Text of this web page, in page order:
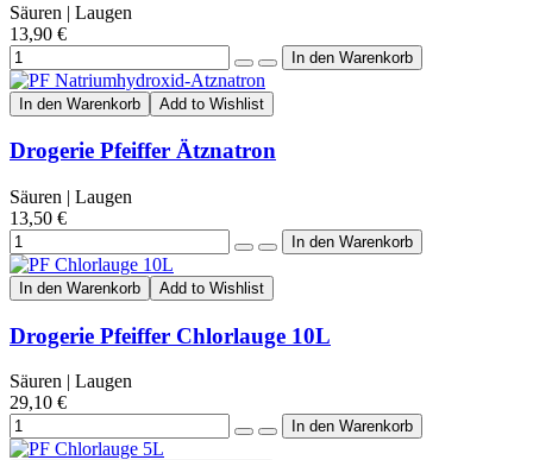
Säuren | Laugen
13,90 €
In den Warenkorb Add to Wishlist
Drogerie Pfeiffer Ätznatron
Säuren | Laugen
13,50 €
In den Warenkorb Add to Wishlist
Drogerie Pfeiffer Chlorlauge 10L
Säuren | Laugen
29,10 €